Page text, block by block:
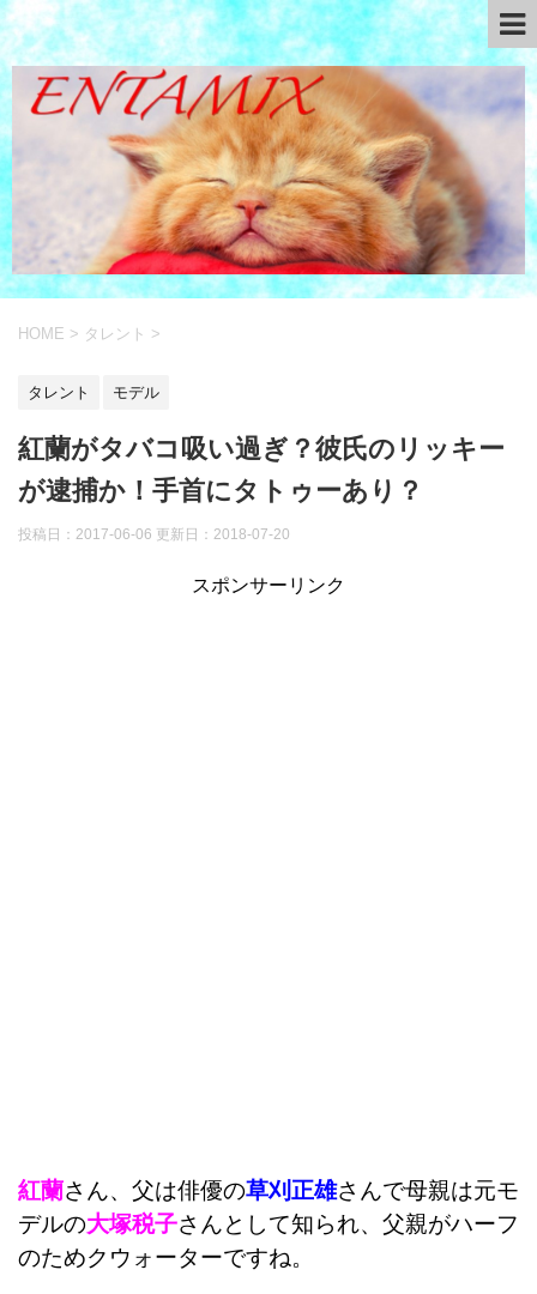
HOME > タレント >
タレント モデル
紅蘭がタバコ吸い過ぎ？彼氏のリッキー
が逮捕か！手首にタトゥーあり？
投稿日：2017-06-06 更新日： 2018-07-20
スポンサーリンク
紅蘭さん、父は俳優の草刈正雄さんで母親は元モ
デルの大塚税子さんとして知られ、父親がハーフ
のためクウォーターですね。